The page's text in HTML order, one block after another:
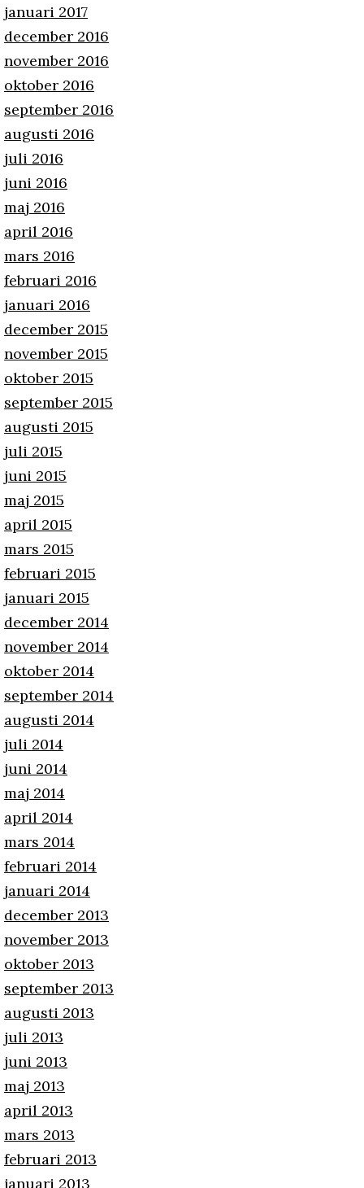
januari 2017
december 2016
november 2016
oktober 2016
september 2016
augusti 2016
juli 2016
juni 2016
maj 2016
april 2016
mars 2016
februari 2016
januari 2016
december 2015
november 2015
oktober 2015
september 2015
augusti 2015
juli 2015
juni 2015
maj 2015
april 2015
mars 2015
februari 2015
januari 2015
december 2014
november 2014
oktober 2014
september 2014
augusti 2014
juli 2014
juni 2014
maj 2014
april 2014
mars 2014
februari 2014
januari 2014
december 2013
november 2013
oktober 2013
september 2013
augusti 2013
juli 2013
juni 2013
maj 2013
april 2013
mars 2013
februari 2013
januari 2013